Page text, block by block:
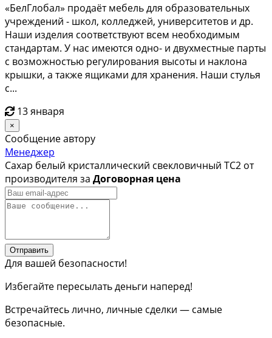
«БелГлобал» продаёт мебель для образовательных
учреждений - школ, колледжей, университетов и др.
Наши изделия соответствуют всем необходимым
стандартам. У нас имеются одно- и двухместные парты
с возможностью регулирования высоты и наклона
крышки, а также ящиками для хранения. Наши стулья
с...
13 января
×
Сообщение автору
Менеджер
Сахар белый кристаллический свекловичный ТС2 от
производителя за Договорная цена
Отправить
Для вашей безопасности!
Избегайте пересылать деньги наперед!
Встречайтесь лично, личные сделки — самые
безопасные.